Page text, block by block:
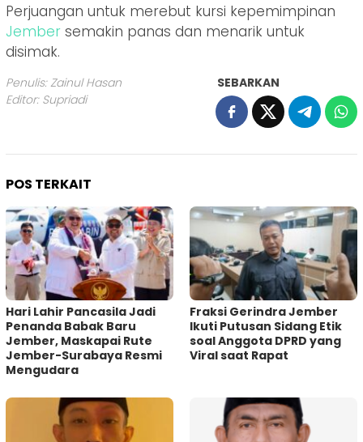
Perjuangan untuk merebut kursi kepemimpinan
Jember semakin panas dan menarik untuk
disimak.
Penulis: Zainul Hasan
Editor: Supriadi
SEBARKAN
POS TERKAIT
Hari Lahir Pancasila Jadi
Penanda Babak Baru
Jember, Maskapai Rute
Jember-Surabaya Resmi
Mengudara
Fraksi Gerindra Jember
Ikuti Putusan Sidang Etik
soal Anggota DPRD yang
Viral saat Rapat